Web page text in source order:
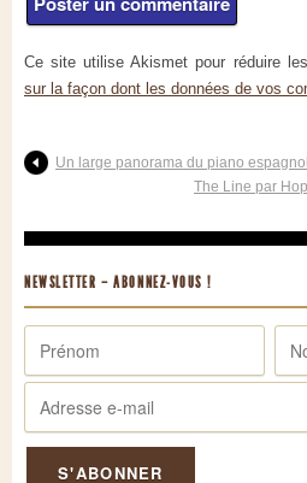
Ce site utilise Akismet pour réduire
sur la façon dont les données de vos
Un large panorama du piano
The Line par
NEWSLETTER – ABONNEZ-VOUS !